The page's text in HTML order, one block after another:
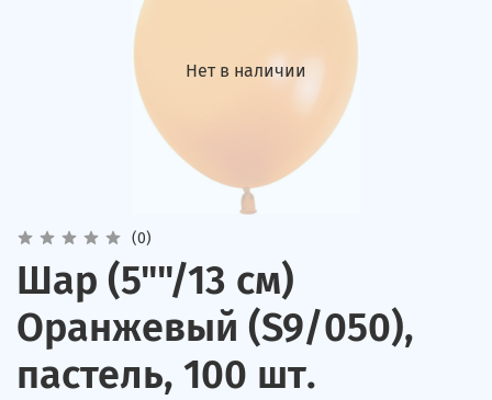
Нет в наличии
(0)
Шар (5""/13 см)
Оранжевый (S9/050),
пастель, 100 шт.